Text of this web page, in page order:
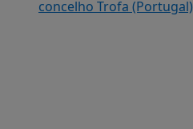
concelho Trofa (Portugal)